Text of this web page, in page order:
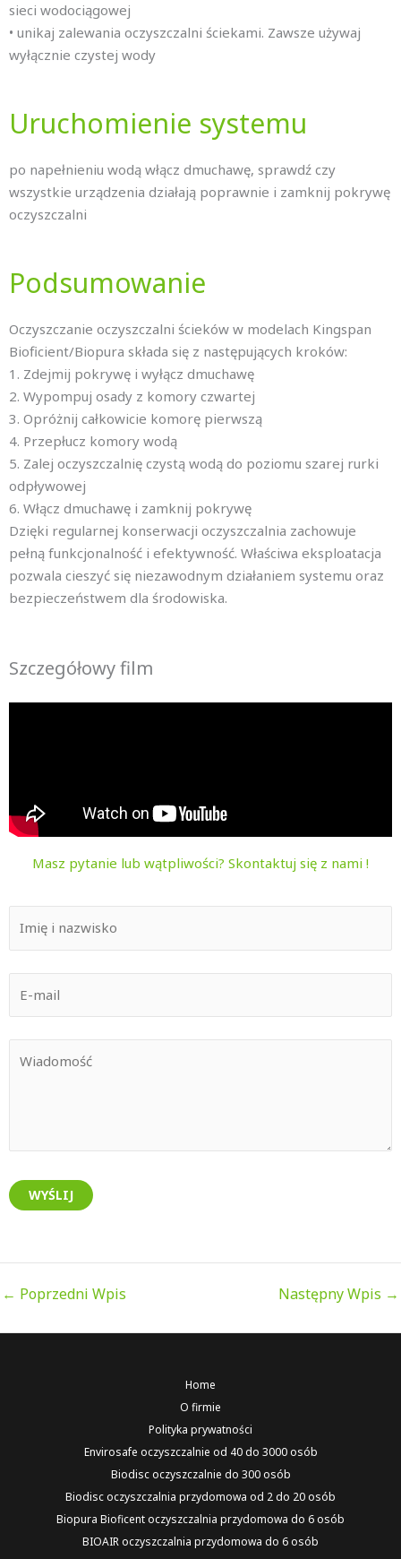
sieci wodociągowej
• unikaj zalewania oczyszczalni ściekami. Zawsze używaj
wyłącznie czystej wody
Uruchomienie systemu
po napełnieniu wodą włącz dmuchawę, sprawdź czy
wszystkie urządzenia działają poprawnie i zamknij pokrywę
oczyszczalni
Podsumowanie
Oczyszczanie oczyszczalni ścieków w modelach Kingspan
Bioficient/Biopura składa się z następujących kroków:
1. Zdejmij pokrywę i wyłącz dmuchawę
2. Wypompuj osady z komory czwartej
3. Opróżnij całkowicie komorę pierwszą
4. Przepłucz komory wodą
5. Zalej oczyszczalnię czystą wodą do poziomu szarej rurki
odpływowej
6. Włącz dmuchawę i zamknij pokrywę
Dzięki regularnej konserwacji oczyszczalnia zachowuje
pełną funkcjonalność i efektywność. Właściwa eksploatacja
pozwala cieszyć się niezawodnym działaniem systemu oraz
bezpieczeństwem dla środowiska.
Szczegółowy film
Masz pytanie lub wątpliwości? Skontaktuj się z nami !
← Poprzedni Wpis Następny Wpis →
Home
O firmie
Polityka prywatności
Envirosafe oczyszczalnie od 40 do 3000 osób
Biodisc oczyszczalnie do 300 osób
Biodisc oczyszczalnia przydomowa od 2 do 20 osób
Biopura Bioficent oczyszczalnia przydomowa do 6 osób
BIOAIR oczyszczalnia przydomowa do 6 osób